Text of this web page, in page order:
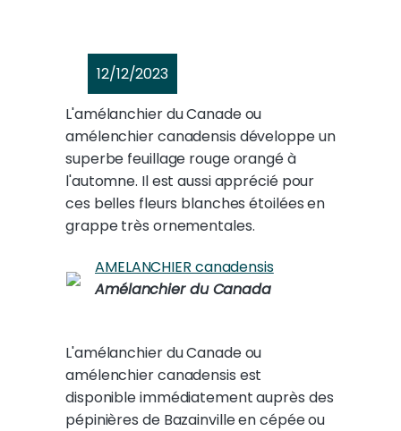
12/12/2023
L'amélanchier du Canade ou
amélenchier canadensis développe un
superbe feuillage rouge orangé à
l'automne. Il est aussi apprécié pour
ces belles fleurs blanches étoilées en
grappe très ornementales.
AMELANCHIER canadensis
Amélanchier du Canada
L'amélanchier du Canade ou
amélenchier canadensis est
disponible immédiatement auprès des
pépinières de Bazainville en cépée ou